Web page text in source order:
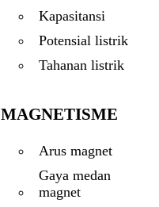
Kapasitansi
Potensial listrik
Tahanan listrik
MAGNETISME
Arus magnet
Gaya medan
magnet